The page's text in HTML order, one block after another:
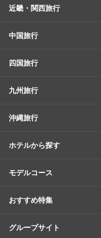
近畿・関西旅行
中国旅行
四国旅行
九州旅行
沖縄旅行
ホテルから探す
モデルコース
おすすめ特集
グループサイト